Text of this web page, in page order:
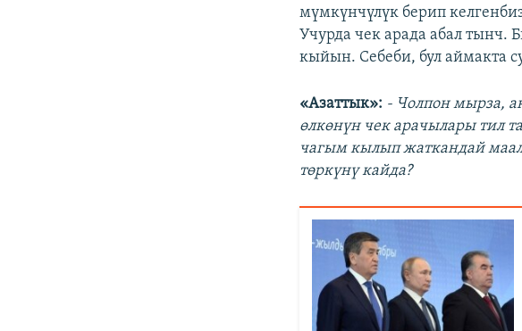
мүмкүнчүлүк берип
Учурда чек арада абал тынч.
кыйын. Себеби, бул аймакта
«Азаттык»: - Чолпон мырза,
өлкөнүн чек арачылары тил
чагым кылып жаткандай
төркүнү кайда?